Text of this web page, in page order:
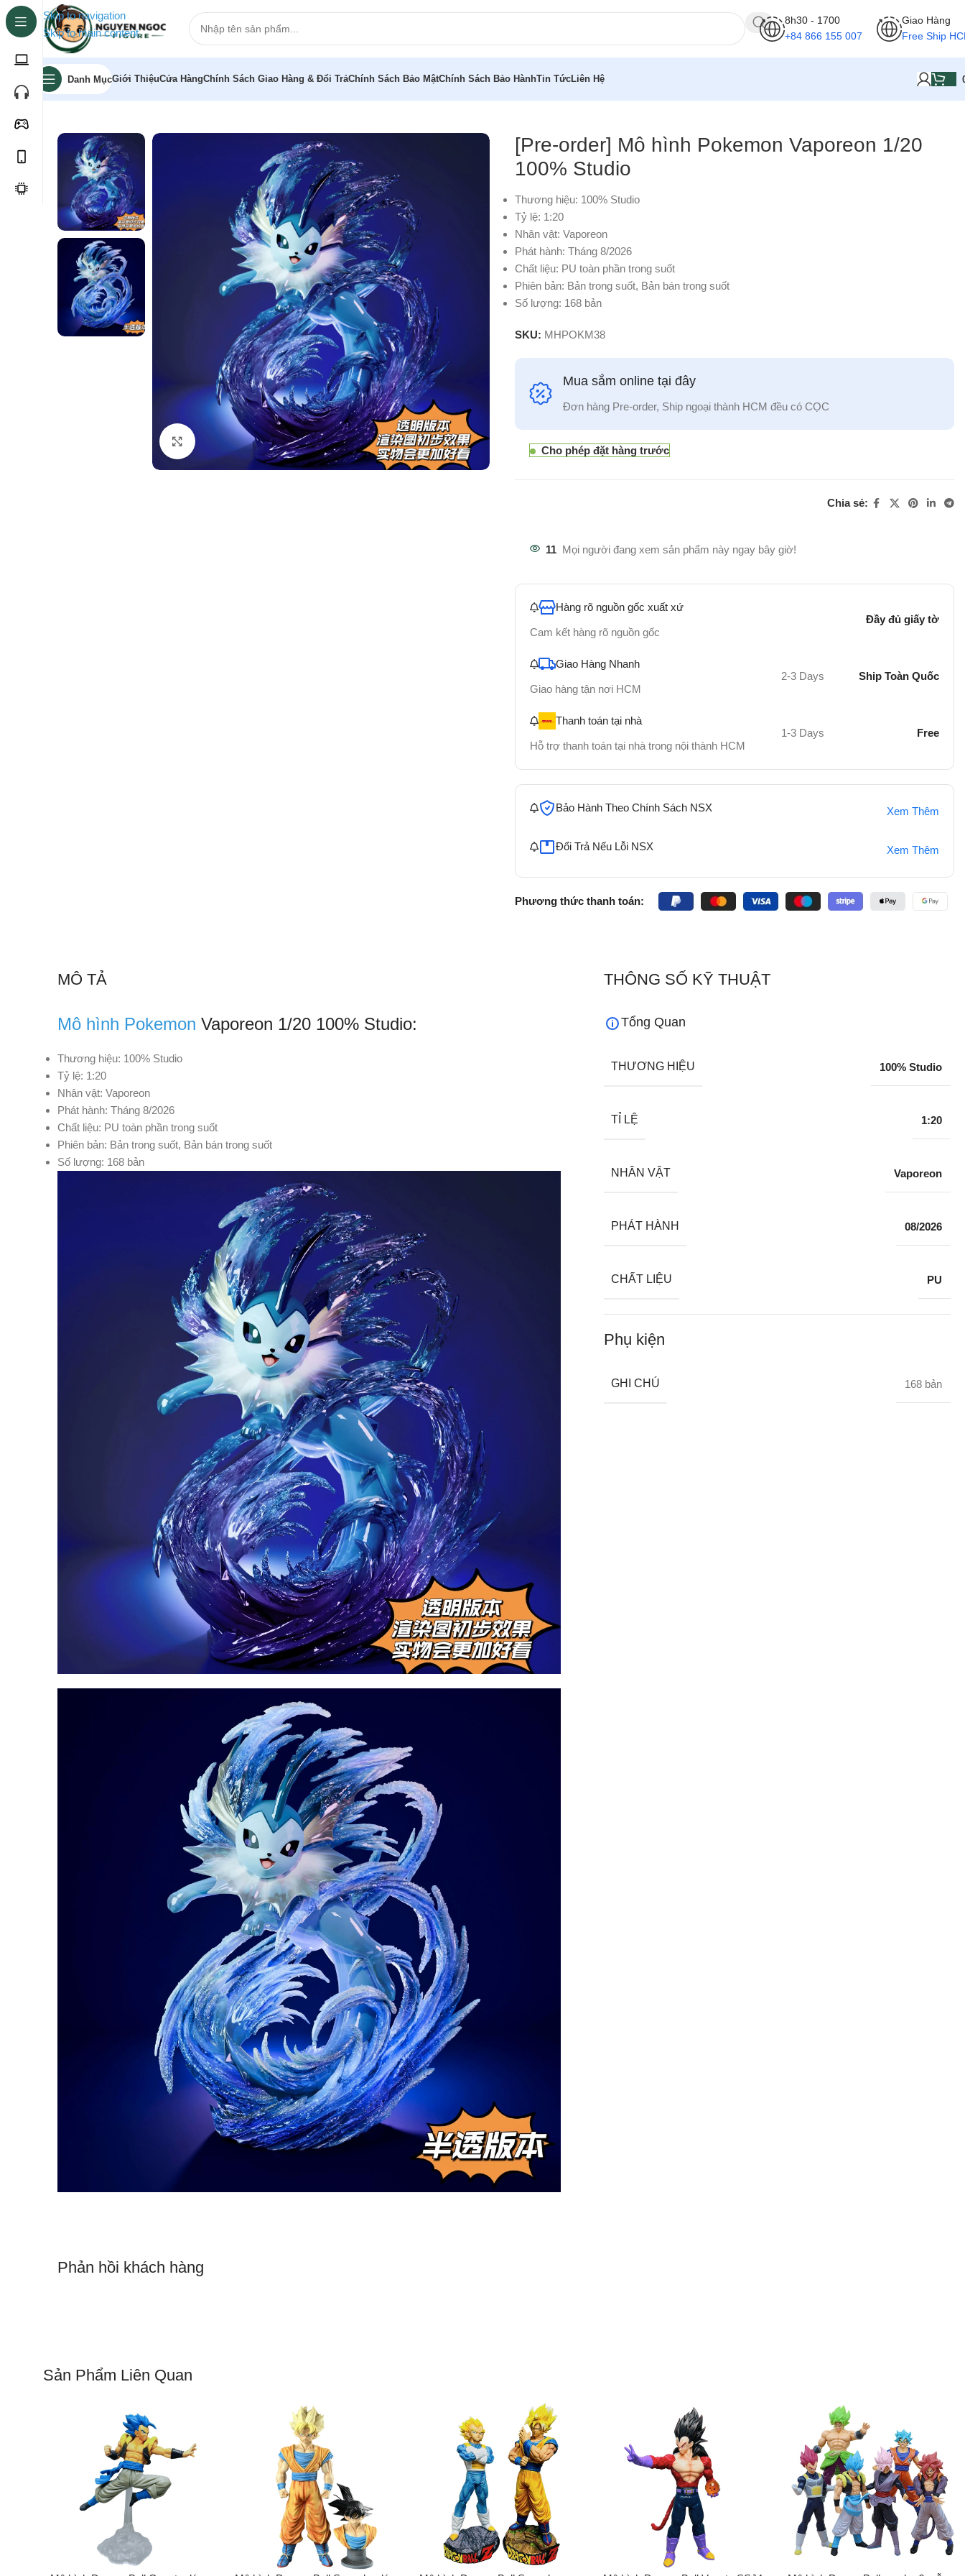
Skip to navigation
Skip to main content
8h30 - 1700
+84 866 155 007
Giao Hàng
Free Ship
Danh MụcGiới ThiệuCửa HàngChính Sách Giao Hàng & Đổi TrảChính Sách Bảo MậtChính Sách Bảo HànhTin TứcLiên Hệ
Trang chủ»
Nhấp để phóng to
[Pre-order] Mô hình Pokemon Vaporeon 1/20
100% Studio
Thương hiệu: 100% Studio
Tỷ lệ: 1:20
Nhân vật: Vaporeon
Phát hành: Tháng 8/2026
Chất liệu: PU toàn phần trong suốt
Phiên bản: Bản trong suốt, Bản bán trong suốt
Số lượng: 168 bản
SKU: MHPOKM38
Mua sắm online tại đây
Đơn hàng Pre-order, Ship ngoại thành HCM đều có CỌC
Cho phép đặt hàng trước
Chia sẻ:
11 Mọi người đang xem sản phẩm này ngay bây giờ!
Hàng rõ nguồn gốc xuất xứ
Cam kết hàng rõ nguồn gốc
Đầy đủ giấy tờ
Giao Hàng Nhanh
Giao hàng tận nơi HCM
2-3 Days Ship Toàn Quốc
Thanh toán tại nhà
Hỗ trợ thanh toán tại nhà trong nội thành HCM
1-3 Days Free
Bảo Hành Theo Chính Sách NSX Xem Thêm
Đổi Trả Nếu Lỗi NSX Xem Thêm
Phương thức thanh toán:
MÔ TẢ
Mô hình Pokemon Vaporeon 1/20 100% Studio:
Thương hiệu: 100% Studio
Tỷ lệ: 1:20
Nhân vật: Vaporeon
Phát hành: Tháng 8/2026
Chất liệu: PU toàn phần trong suốt
Phiên bản: Bản trong suốt, Bản bán trong suốt
Số lượng: 168 bản
THÔNG SỐ KỸ THUẬT
Tổng Quan
THƯƠNG HIỆU 100% Studio
TỈ LỆ 1:20
NHÂN VẬT Vaporeon
PHÁT HÀNH 08/2026
CHẤT LIỆU PU
Phụ kiện
GHI CHÚ 168 bản
Phản hồi khách hàng
Sản Phẩm Liên Quan